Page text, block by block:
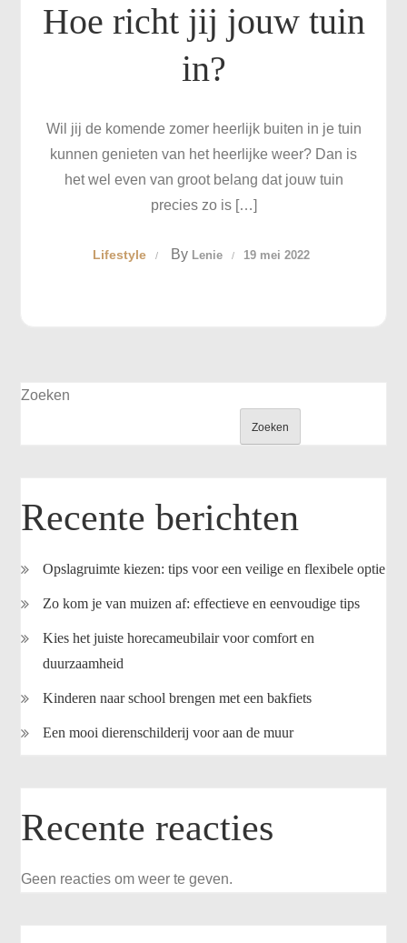
Hoe richt jij jouw tuin
in?
Wil jij de komende zomer heerlijk buiten in je tuin
kunnen genieten van het heerlijke weer? Dan is
het wel even van groot belang dat jouw tuin
precies zo is […]
Lifestyle By Lenie 19 mei 2022
Zoeken
Zoeken
Recente berichten
Opslagruimte kiezen: tips voor een veilige en flexibele optie
Zo kom je van muizen af: effectieve en eenvoudige tips
Kies het juiste horecameubilair voor comfort en
duurzaamheid
Kinderen naar school brengen met een bakfiets
Een mooi dierenschilderij voor aan de muur
Recente reacties
Geen reacties om weer te geven.